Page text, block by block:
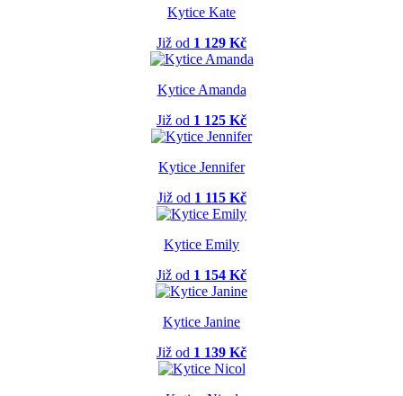
Kytice Kate
Již od 1 129 Kč
Kytice Amanda
Již od 1 125 Kč
Kytice Jennifer
Již od 1 115 Kč
Kytice Emily
Již od 1 154 Kč
Kytice Janine
Již od 1 139 Kč